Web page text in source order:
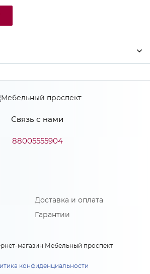
МиФ
Атлантик софт
Связь с нами
88005555904
Доставка и оплата
Гарантии
магазин Мебельный проспект
конфиденциальности